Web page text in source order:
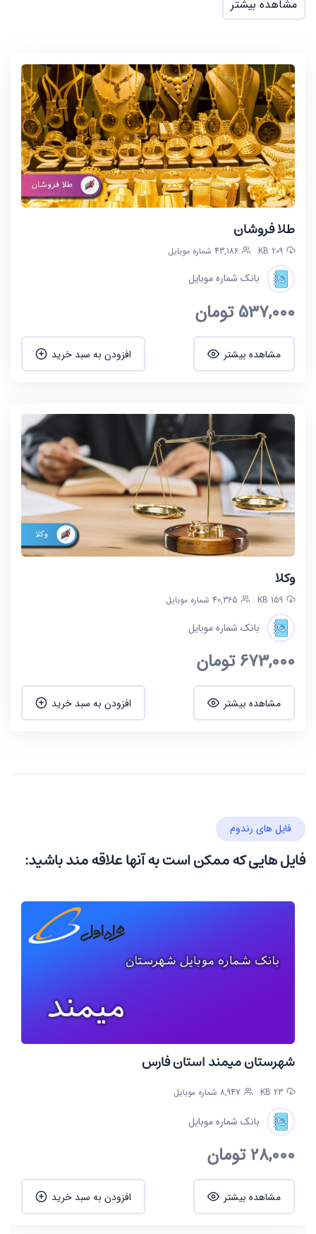
مشاهده بیشتر
طلا فروشان
209 KB 43,186 شماره موبایل
بانک شماره موبایل
537,000تومان
مشاهده بیشتر افزودن به سبد خرید
وکلا
159 KB 40,365 شماره موبایل
بانک شماره موبایل
673,000تومان
مشاهده بیشتر افزودن به سبد خرید
فایل های رندوم
فایل هایی که ممکن است به آنها علاقه مند باشید:
شهرستان میمند استان فارس
23 KB 8,947 شماره موبایل
بانک شماره موبایل
28,000تومان
مشاهده بیشتر افزودن به سبد خرید